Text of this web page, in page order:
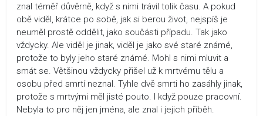
znal téměř důvěrně, když s nimi trávil tolik času. A pokud
obě viděl, krátce po sobě, jak si berou život, nejspíš je
neuměl prostě oddělit, jako součásti případu. Tak jako
vždycky. Ale viděl je jinak, viděl je jako své staré známé,
protože to byly jeho staré známé. Mohl s nimi mluvit a
smát se. Většinou vždycky přišel už k mrtvému tělu a
osobu před smrtí neznal. Tyhle dvě smrti ho zasáhly jinak,
protože s mrtvými měl jisté pouto. I když pouze pracovní.
Nebyla to pro něj jen jména, ale znal i jejich příběh.